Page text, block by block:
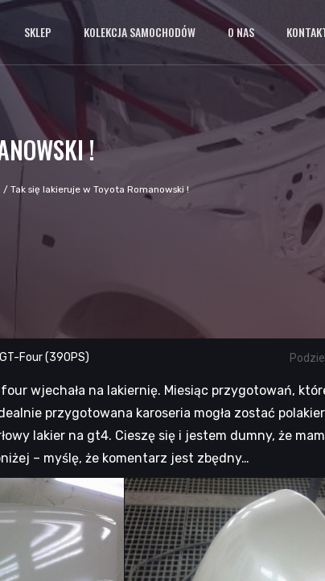
SKLEP KOLEKCJA SAMOCHODÓW O NAS
!
/ Tak się lakieruje w Toyota Romanowski !
Four (390PS)
wjechała na lakiernię. Miesiąc przygotowań,
przygotowana karoseria mogła zostać
lakier na gt4. Cieszę się i jestem dumny, że
– myślę, że komentarz jest zbędny…